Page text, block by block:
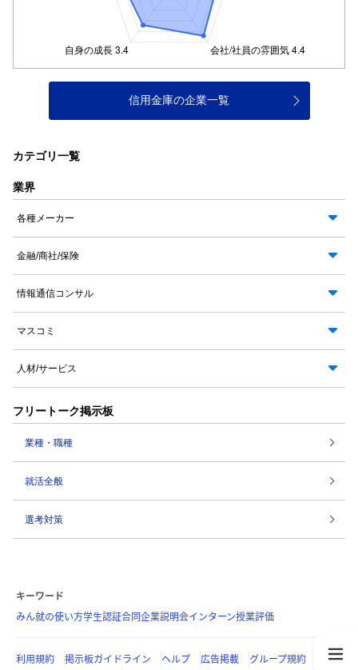
信用金庫の企業一覧
カテゴリ一覧
業界
各種メーカー
金融/商社/保険
情報通信コンサル
マスコミ
人材/サービス
フリートーク掲示板
業種・職種
就活全般
選考対策
キーワード
みん就の使い方学生認証合同企業説明会インターン授業評価
利用規約 掲示板ガイドライン ヘルプ 広告掲載
グループ規約